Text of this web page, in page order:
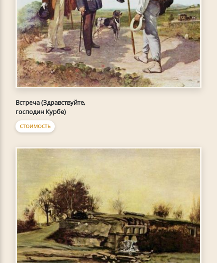
Встреча (Здравствуйте,
господин Курбе)
СТОИМОСТЬ